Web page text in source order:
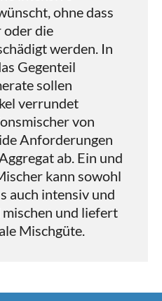
ohne dass
die
werden. In
Gegenteil
sollen
verrundet
von
Anforderungen
ab. Ein und
kann sowohl
auch intensiv und
und liefert
Mischgüte.